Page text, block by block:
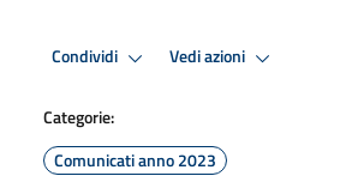
Condividi Vedi azioni
Categorie:
Comunicati anno 2023